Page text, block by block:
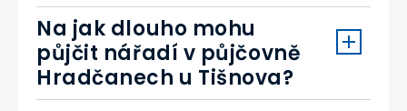
Na jak dlouho mohu
půjčit nářadí v půjčovně
Hradčanech u Tišnova?